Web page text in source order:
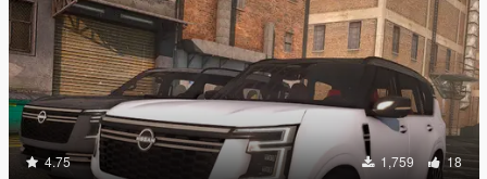
4.75 1,759 18